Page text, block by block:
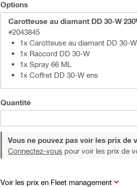
Options
Carotteuse au diamant DD 30-W
#2043845
1x Carotteuse au diamant DD 30-
1x Raccord DD 30-W
1x Spray 66 ML
1x Coffret DD 30-W ens
Quantité
Vous ne pouvez pas voir les prix de
Connectez-vous pour voir les prix de
Voir les prix en Fleet management